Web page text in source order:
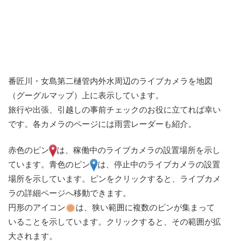
番匠川・女島第二樋管内外水周辺のライブカメラを地図
（グーグルマップ）上に表示しています。
旅行や出張、引越しの事前チェックのお役に立てれば幸い
です。各カメラのページには雨雲レーダーも紹介。
赤色のピン
は、稼働中のライブカメラの設置場所を示し
ています。青色のピン
は、停止中のライブカメラの設置
場所を示しています。ピンをクリックすると、ライブカメ
ラの詳細ページへ移動できます。
円形のアイコン
は、狭い範囲に複数のピンが集まって
いることを示しています。クリックすると、その範囲が拡
大されます。